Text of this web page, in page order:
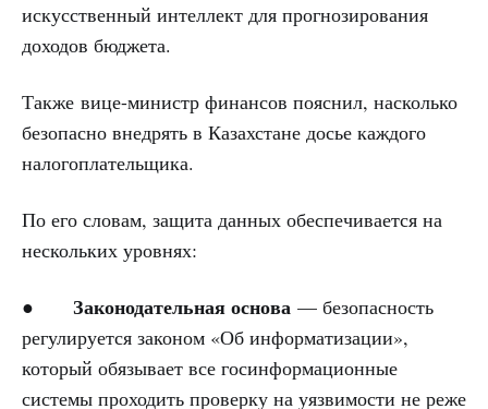
искусственный интеллект для прогнозирования
доходов бюджета.
Также вице-министр финансов пояснил, насколько
безопасно внедрять в Казахстане досье каждого
налогоплательщика.
По его словам, защита данных обеспечивается на
нескольких уровнях:
● Законодательная основа — безопасность
регулируется законом «Об информатизации»,
который обязывает все госинформационные
системы проходить проверку на уязвимости не реже